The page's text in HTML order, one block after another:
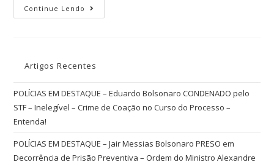
Continue Lendo
Artigos Recentes
POLÍCIAS EM DESTAQUE – Eduardo Bolsonaro CONDENADO pelo
STF – Inelegível – Crime de Coação no Curso do Processo –
Entenda!
POLÍCIAS EM DESTAQUE – Jair Messias Bolsonaro PRESO em
Decorrência de Prisão Preventiva – Ordem do Ministro Alexandre